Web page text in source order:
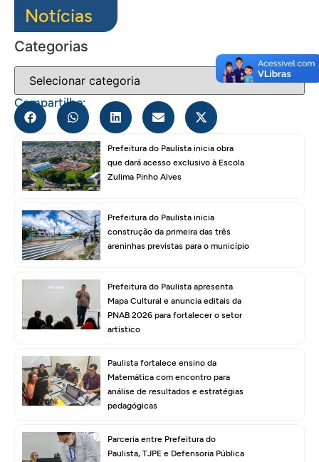
Notícias
Categorias
Compartilhe:
Prefeitura do Paulista inicia obra
que dará acesso exclusivo à Escola
Zulima Pinho Alves
Prefeitura do Paulista inicia
construção da primeira das três
areninhas previstas para o município
Prefeitura do Paulista apresenta
Mapa Cultural e anuncia editais da
PNAB 2026 para fortalecer o setor
artístico
Paulista fortalece ensino da
Matemática com encontro para
análise de resultados e estratégias
pedagógicas
Parceria entre Prefeitura do
Paulista, TJPE e Defensoria Pública